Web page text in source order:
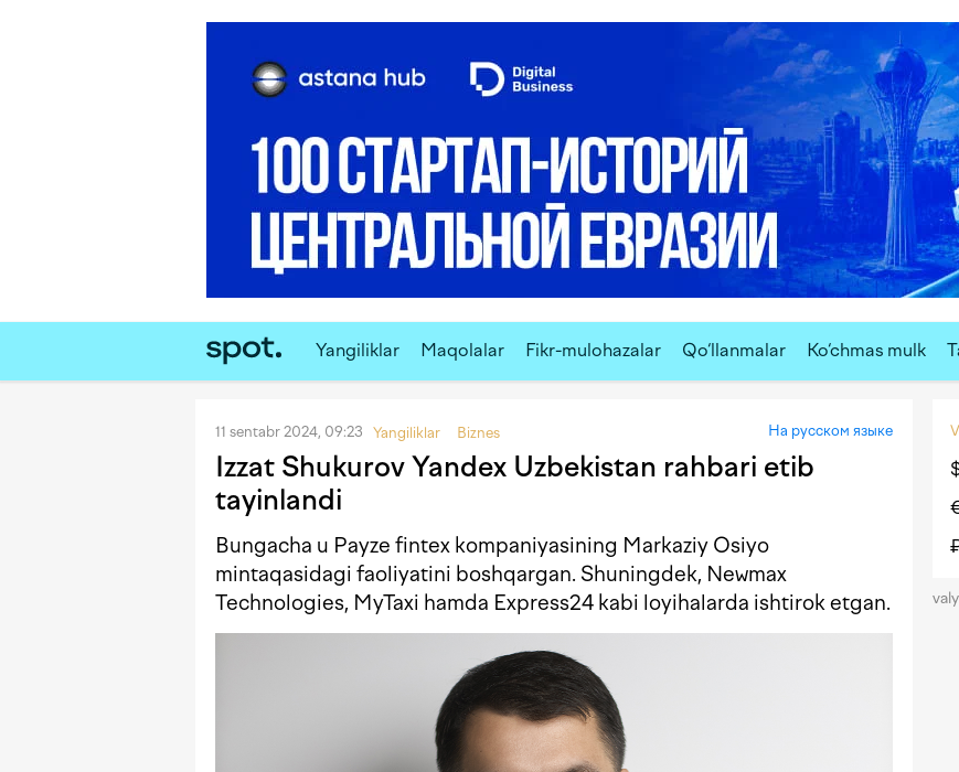
Yangiliklar Maqolalar Fikr-mulohazalar Qo‘llanmalar Ko‘chmas mulk
11 sentabr 2024, 09:23 Yangiliklar Biznes На русском языке
Izzat Shukurov Yandex Uzbekistan rahbari etib
tayinlandi
Bungacha u Payze fintex kompaniyasining Markaziy Osiyo
mintaqasidagi faoliyatini boshqargan. Shuningdek, Newmax
Technologies, MyTaxi hamda Express24 kabi loyihalarda ishtirok etgan.